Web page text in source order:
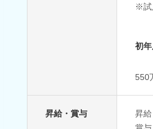
※試
初
550
昇給・賞与
昇